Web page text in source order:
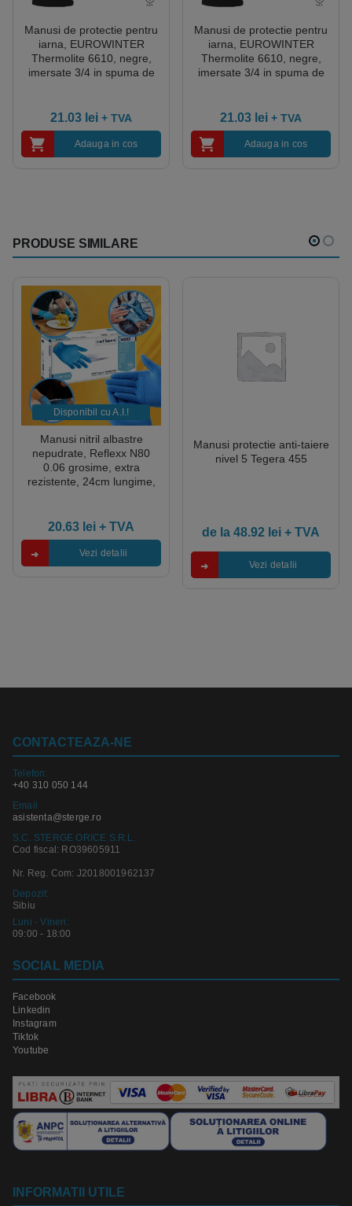
Manusi de protectie pentru
iarna, EUROWINTER
Thermolite 6610, negre,
imersate 3/4 in spuma de
anatomica, pentru mediu
umed/uscat, marime 11
21.03 lei + TVA
Adauga in cos
Manusi de protectie pentru
iarna, EUROWINTER
Thermolite 6610, negre,
imersate 3/4 in spuma de
anatomica, pentru mediu
umed/uscat, marime 8
21.03 lei + TVA
Adauga in cos
PRODUSE SIMILARE
Disponibil cu A.I.​!
Manusi nitril albastre
nepudrate, Reflexx N80
0.06 grosime, extra
rezistente, 24cm lungime,
20.63 lei + TVA
Vezi detalii
Manusi protectie anti-taiere
nivel 5 Tegera 455
de la 48.92 lei + TVA
Vezi detalii
CONTACTEAZA-NE
Telefon:
+40 310 050 144
Email
asistenta@sterge.ro
S.C. STERGE ORICE S.R.L.
Cod fiscal: RO39605911
Nr. Reg. Com: J2018001962137
Depozit:
Sibiu
Luni - Vineri:
09:00 - 18:00
SOCIAL MEDIA
Facebook
Linkedin
Instagram
Tiktok
Youtube
INFORMATII UTILE